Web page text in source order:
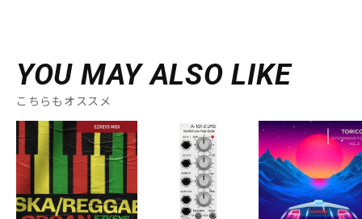
YOU MAY ALSO LIKE
こちらもオススメ